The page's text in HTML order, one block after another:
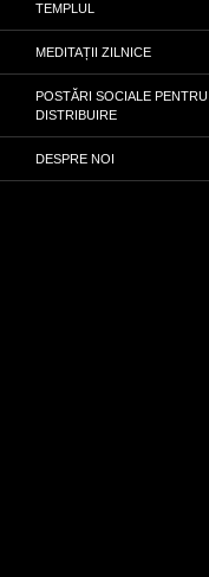
TEMPLUL
MEDITAȚII ZILNICE
POSTĂRI SOCIALE PENTRU
DISTRIBUIRE
DESPRE NOI